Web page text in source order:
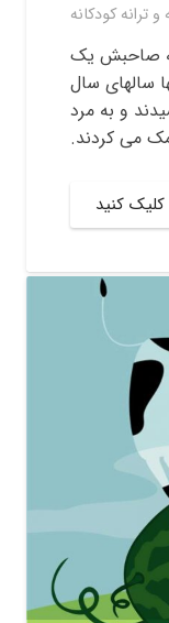
ترانه کودکانه
که صاحبش یک
سالهای سال
و به مرد
می کردند.
کلیک کنید